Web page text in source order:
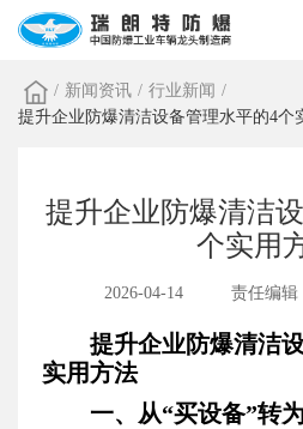
/ 新闻资讯 / 行业新闻 /
提升企业防爆清洁设备管理水平的4个
提升企业防爆清洁
个实用
2026-04-14 责任编辑
提升企业防爆清洁
实用方法
一、从“买设备”转